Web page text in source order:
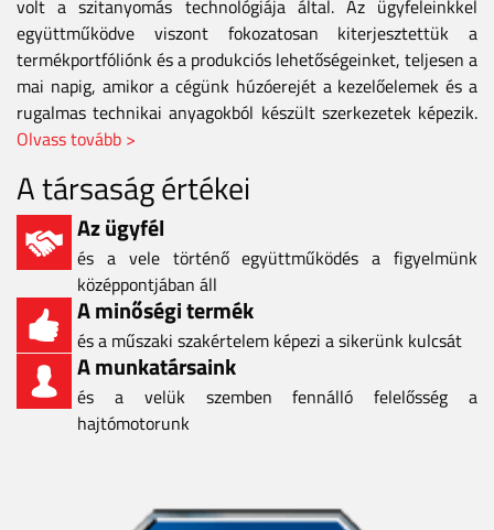
volt a szitanyomás technológiája által. Az ügyfeleinkkel
együttműködve viszont fokozatosan kiterjesztettük a
termékportfóliónk és a produkciós lehetőségeinket, teljesen a
mai napig, amikor a cégünk húzóerejét a kezelőelemek és a
rugalmas technikai anyagokból készült szerkezetek képezik.
Olvass tovább >
A társaság értékei
Az ügyfél
és a vele történő együttműködés a figyelmünk
középpontjában áll
A minőségi termék
és a műszaki szakértelem képezi a sikerünk kulcsát
A munkatársaink
és a velük szemben fennálló felelősség a
hajtómotorunk